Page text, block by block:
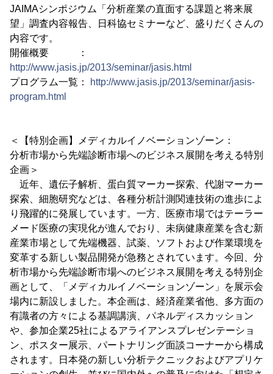
JAIMAシンポジウム「分析産業の直面する課題と将来展
望」調査内容報告、日科協セミナーなど、盛りだくさんの
内容です。
開催概要 ：
http://www.jasis.jp/2013/seminar/jasis.html
プログラム一覧：
http://www.jasis.jp/2013/seminar/jasis-
program.html
＜【特別企画】メディカルイノベーションゾーン：
分析市場から先端診断市場へのビジネス展開を考える特別
企画＞
近年、遺伝子解析、蛋白質マーカー探索、代謝マーカー
探索、細胞研究などは、各種分析計測関連技術の進歩によ
り飛躍的に発展しています。一方、医療市場ではテーラー
メード医療の実現化が進んでおり、未病健康産業を含む新
産業市場として先端機器、試薬、ソフトおよび作業環境を
変革する新しい製品開発が急務とされています。今回、分
析市場から先端診断市場へのビジネス展開を考える特別企
画として、「メディカルイノベーションゾーン」を展示会
場内に新設しました。本企画は、経済産業省他、多方面の
有識者の方々による基調講演、パネルディスカッション
や、参加企業25社によるアライアンスプレゼンテーショ
ン、ポスター展示、パートナリング面談コーナーから構成
されます。日本発の新しい分析テクニックおよびアプリケ